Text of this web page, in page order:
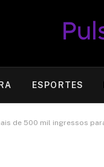
ESPORTES
de 500 mil ingressos